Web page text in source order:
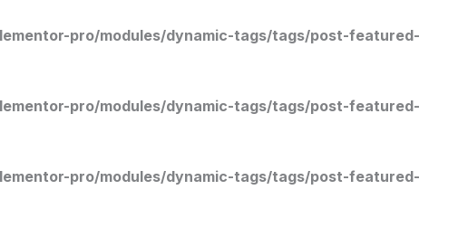
pro/modules/dynamic-tags/tags/post-featured-
pro/modules/dynamic-tags/tags/post-featured-
pro/modules/dynamic-tags/tags/post-featured-